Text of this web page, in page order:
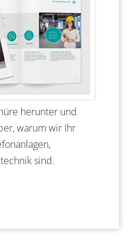
herunter und
warum wir Ihr
sind.